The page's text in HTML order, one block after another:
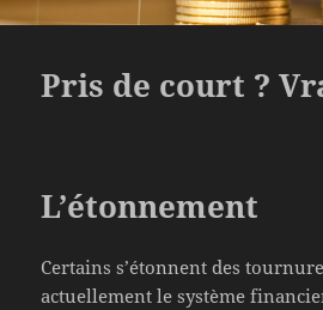
Pris de court ?
L’étonnement
Certains s’étonnent des
actuellement le système